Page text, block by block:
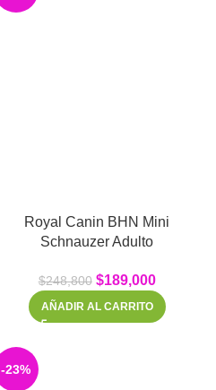
Royal Canin BHN Mini
Schnauzer Adulto
$248,800 $189,000
AÑADIR AL CARRITO
-23%